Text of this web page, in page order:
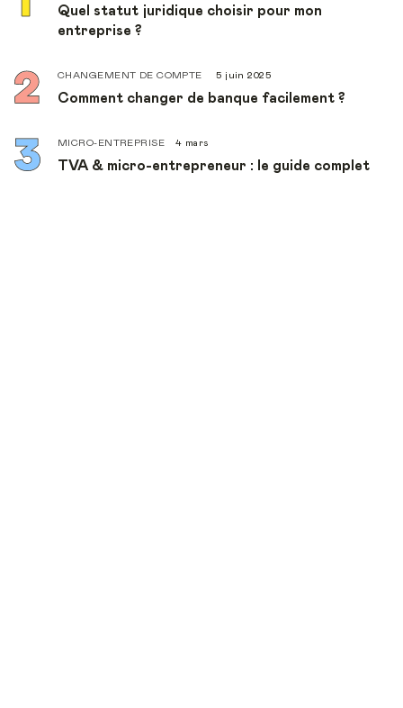
Quel statut juridique choisir pour mon
entreprise ?
CHANGEMENT DE COMPTE 5 juin 2025
Comment changer de banque facilement ?
MICRO-ENTREPRISE 4 mars
TVA & micro-entrepreneur : le guide complet